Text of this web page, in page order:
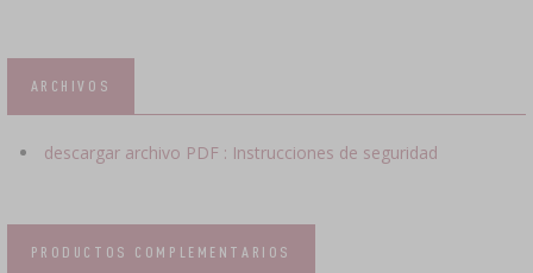
ARCHIVOS
descargar archivo PDF : Instrucciones de seguridad
PRODUCTOS COMPLEMENTARIOS